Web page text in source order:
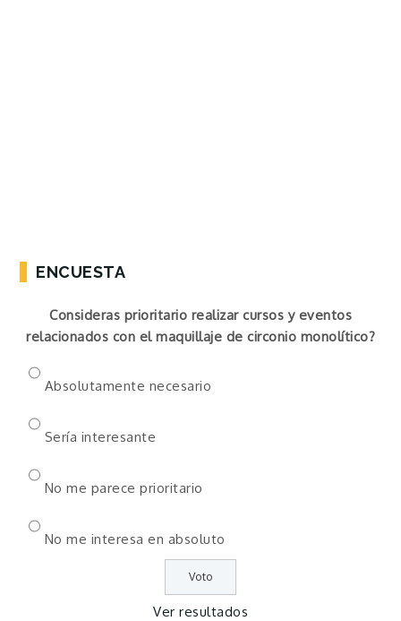
ENCUESTA
Consideras prioritario realizar cursos y eventos
relacionados con el maquillaje de circonio monolítico?
Absolutamente necesario
Sería interesante
No me parece prioritario
No me interesa en absoluto
Ver resultados